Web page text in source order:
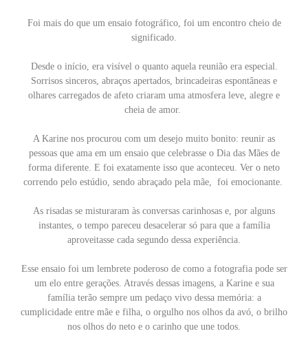
Foi mais do que um ensaio fotográfico, foi um encontro cheio de
significado.
Desde o início, era visível o quanto aquela reunião era especial.
Sorrisos sinceros, abraços apertados, brincadeiras espontâneas e
olhares carregados de afeto criaram uma atmosfera leve, alegre e
cheia de amor.
A Karine nos procurou com um desejo muito bonito: reunir as
pessoas que ama em um ensaio que celebrasse o Dia das Mães de
forma diferente. E foi exatamente isso que aconteceu. Ver o neto
correndo pelo estúdio, sendo abraçado pela mãe, foi emocionante.
As risadas se misturaram às conversas carinhosas e, por alguns
instantes, o tempo pareceu desacelerar só para que a família
aproveitasse cada segundo dessa experiência.
Esse ensaio foi um lembrete poderoso de como a fotografia pode ser
um elo entre gerações. Através dessas imagens, a Karine e sua
família terão sempre um pedaço vivo dessa memória: a
cumplicidade entre mãe e filha, o orgulho nos olhos da avó, o brilho
nos olhos do neto e o carinho que une todos.